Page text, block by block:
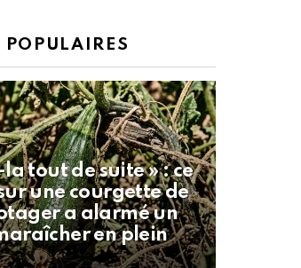
POPULAIRES
la tout de suite » : ce
une courgette de
a alarmé un
en plein